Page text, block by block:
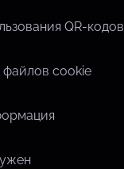
QR-кодов
файлов cookie